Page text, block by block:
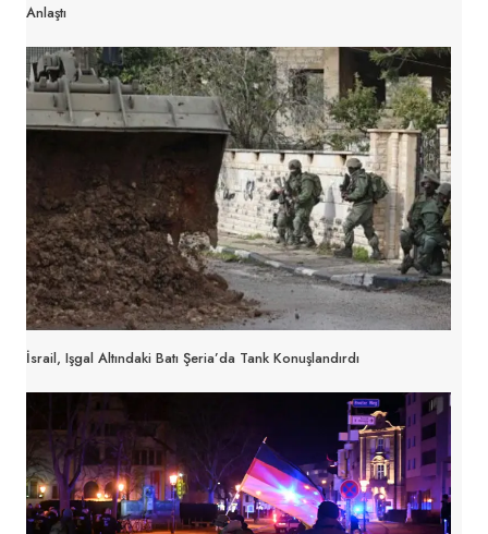
Anlaştı
İsrail, Işgal Altındaki Batı Şeria’da Tank Konuşlandırdı